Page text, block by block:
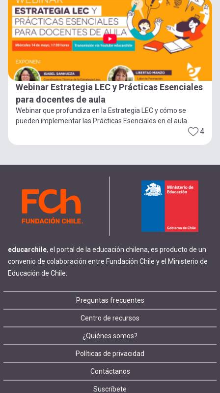
Webinar Estrategia LEC y Prácticas Esenciales
para docentes de aula
Webinar que profundiza en la Estrategia LEC y cómo se
pueden implementar las Prácticas Esenciales en el aula.
4
educarchile, el portal de la educación chilena, es producto de un
convenio de colaboración entre Fundación Chile y el Ministerio de
Educación de Chile.
Footer
menu
Preguntas frecuentes
Centro de recursos
¿Quiénes somos?
Políticas de privacidad
Contáctanos
Suscríbete